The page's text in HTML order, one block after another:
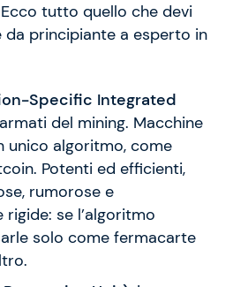
tutto quello che devi
da principiante a esperto in
Specific Integrated
del mining. Macchine
unico algoritmo, come
Potenti ed efficienti,
rumorose e
se l’algoritmo
solo come fermacarte